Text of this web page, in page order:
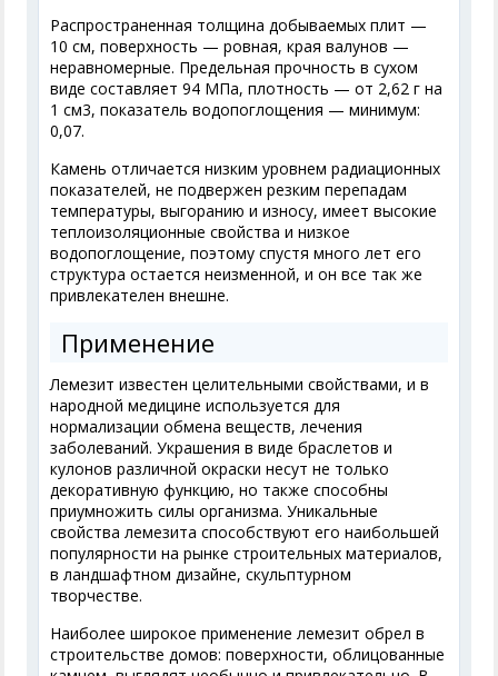
Распространенная толщина добываемых плит —
10 см, поверхность — ровная, края валунов —
неравномерные. Предельная прочность в сухом
виде составляет 94 МПа, плотность — от 2,62 г на
1 см3, показатель водопоглощения — минимум:
0,07.
Камень отличается низким уровнем радиационных
показателей, не подвержен резким перепадам
температуры, выгоранию и износу, имеет высокие
теплоизоляционные свойства и низкое
водопоглощение, поэтому спустя много лет его
структура остается неизменной, и он все так же
привлекателен внешне.
Применение
Лемезит известен целительными свойствами, и в
народной медицине используется для
нормализации обмена веществ, лечения
заболеваний. Украшения в виде браслетов и
кулонов различной окраски несут не только
декоративную функцию, но также способны
приумножить силы организма. Уникальные
свойства лемезита способствуют его наибольшей
популярности на рынке строительных материалов,
в ландшафтном дизайне, скульптурном
творчестве.
Наиболее широкое применение лемезит обрел в
строительстве домов: поверхности, облицованные